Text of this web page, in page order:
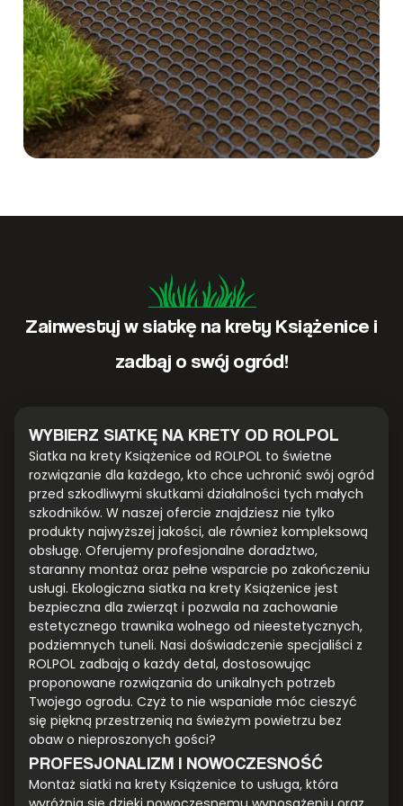
Zainwestuj w siatkę na krety Książenice i
zadbaj o swój ogród!
WYBIERZ SIATKĘ NA KRETY OD ROLPOL
Siatka na krety Książenice od ROLPOL to świetne
rozwiązanie dla każdego, kto chce uchronić swój ogród
przed szkodliwymi skutkami działalności tych małych
szkodników. W naszej ofercie znajdziesz nie tylko
produkty najwyższej jakości, ale również kompleksową
obsługę. Oferujemy profesjonalne doradztwo,
staranny montaż oraz pełne wsparcie po zakończeniu
usługi. Ekologiczna siatka na krety Książenice jest
bezpieczna dla zwierząt i pozwala na zachowanie
estetycznego trawnika wolnego od nieestetycznych,
podziemnych tuneli. Nasi doświadczenie specjaliści z
ROLPOL zadbają o każdy detal, dostosowując
proponowane rozwiązania do unikalnych potrzeb
Twojego ogrodu. Czyż to nie wspaniałe móc cieszyć
się piękną przestrzenią na świeżym powietrzu bez
obaw o nieproszonych gości?
PROFESJONALIZM I NOWOCZESNOŚĆ
Montaż siatki na krety Książenice to usługa, która